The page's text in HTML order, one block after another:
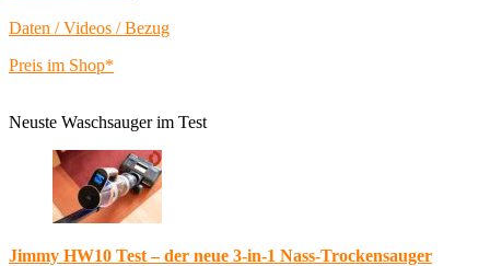
Daten / Videos / Bezug
Preis im Shop*
Neuste Waschsauger im Test
Jimmy HW10 Test – der neue 3-in-1 Nass-Trockensauger